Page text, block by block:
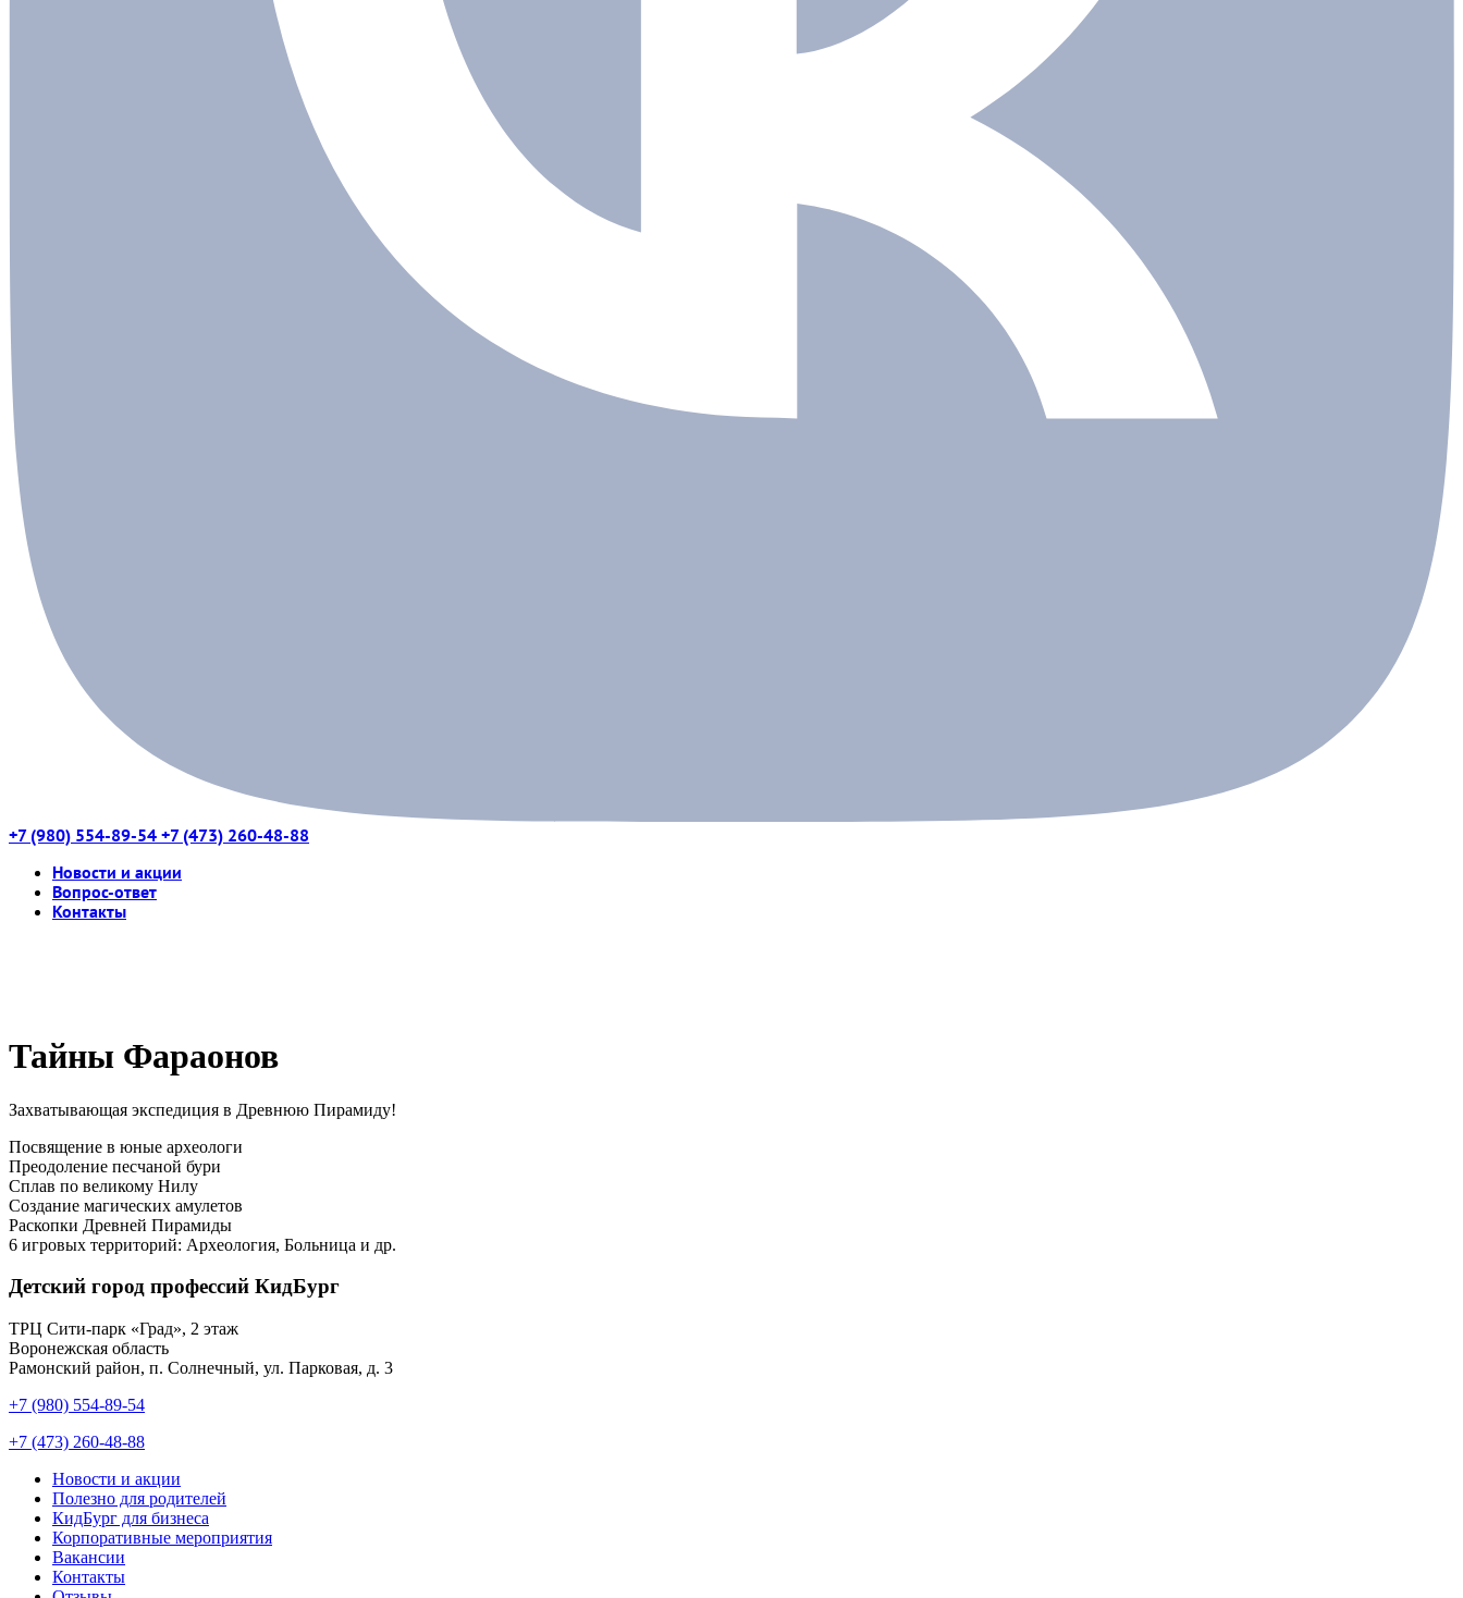
+7 (980) 554-89-54 +7 (473) 260-48-88
Новости и акции
Вопрос-ответ
Контакты
Тайны Фараонов
Захватывающая экспедиция в Древнюю Пирамиду!
Посвящение в юные археологи
Преодоление песчаной бури
Сплав по великому Нилу
Создание магических амулетов
Раскопки Древней Пирамиды
6 игровых территорий: Археология, Больница и др.
Детский город профессий КидБург
ТРЦ Сити-парк «Град», 2 этаж
Воронежская область
Рамонский район, п. Солнечный, ул. Парковая, д. 3
+7 (980) 554-89-54
+7 (473) 260-48-88
Новости и акции
Полезно для родителей
КидБург для бизнеса
Корпоративные мероприятия
Вакансии
Контакты